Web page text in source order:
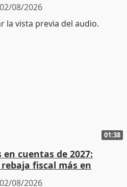
02/08/2026
01:38
en cuentas de 2027:
fiscal más en
02/08/2026